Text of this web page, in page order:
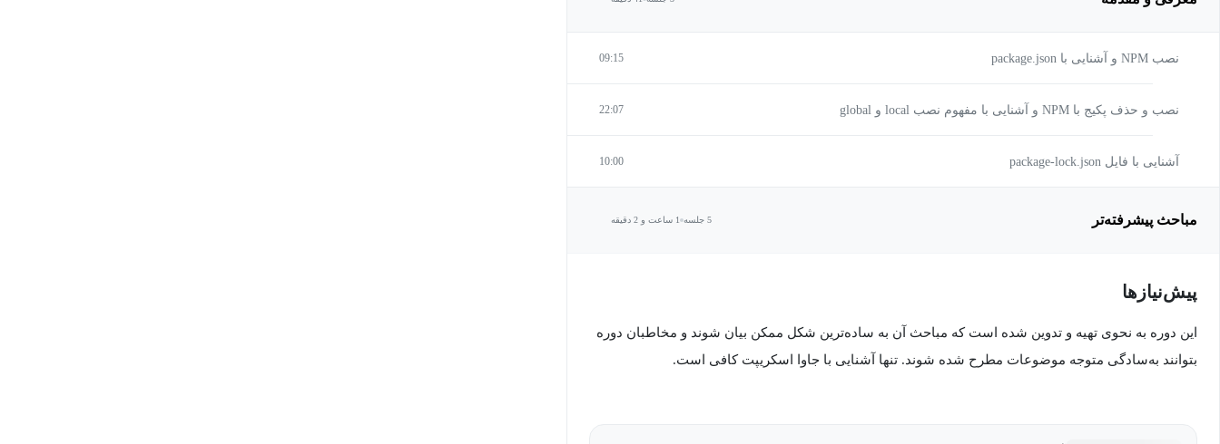
نصب NPM و آشنایی با package.json 09:15
نصب و حذف پکیج با NPM و آشنایی با مفهوم نصب local و global 22:07
آشنایی با فایل package-lock.json 10:00
مباحث پیشرفته‌تر 5 جلسه 1 ساعت و 2 دقیقه
پیش‌نیاز‌ها
این دوره به نحوی تهیه و تدوین شده است که مباحث آن به ساده‌ترین شکل ممکن بیان شوند و مخاطبان دوره
بتوانند به‌سادگی متوجه موضوعات مطرح شده شوند. تنها آشنایی با جاوا اسکریپت کافی است.